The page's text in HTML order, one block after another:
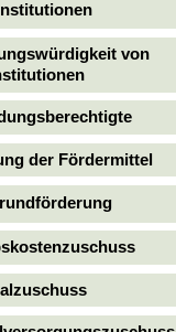
von
der Fördermittel